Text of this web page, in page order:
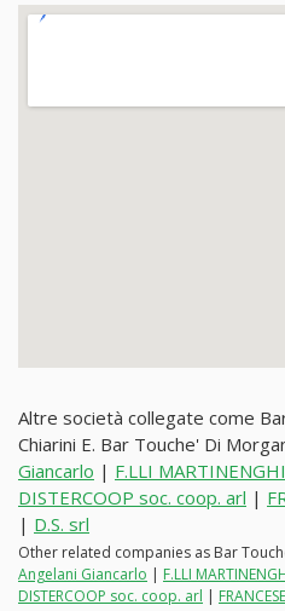
Altre società collegate come
Chiarini E. Bar Touche' Di
Giancarlo | F.LLI
DISTERCOOP soc. coop. arl |
| D.S. srl
Other related companies as Bar
Angelani Giancarlo | F.LLI
DISTERCOOP soc. coop. arl |